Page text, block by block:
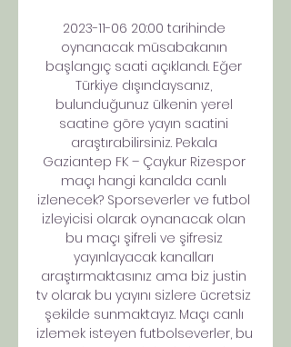
2023-11-06 20:00 tarihinde
oynanacak müsabakanın
başlangıç saati açıklandı. Eğer
Türkiye dışındaysanız,
bulunduğunuz ülkenin yerel
saatine göre yayın saatini
araştırabilirsiniz. Pekala
Gaziantep FK – Çaykur Rizespor
maçı hangi kanalda canlı
izlenecek? Sporseverler ve futbol
izleyicisi olarak oynanacak olan
bu maçı şifreli ve şifresiz
yayınlayacak kanalları
araştırmaktasınız ama biz justin
tv olarak bu yayını sizlere ücretsiz
şekilde sunmaktayız. Maçı canlı
izlemek isteyen futbolseverler, bu